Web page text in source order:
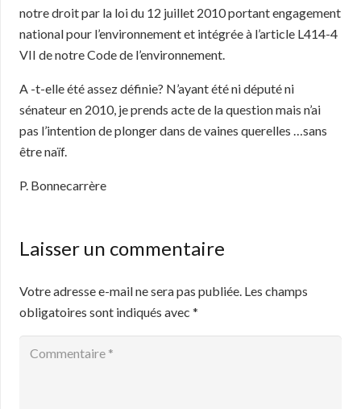
notre droit par la loi du 12 juillet 2010 portant engagement
national pour l’environnement et intégrée à l’article L414-4
VII de notre Code de l’environnement.
A -t-elle été assez définie? N’ayant été ni député ni
sénateur en 2010, je prends acte de la question mais n’ai
pas l’intention de plonger dans de vaines querelles …sans
être naïf.
P. Bonnecarrère
Laisser un commentaire
Votre adresse e-mail ne sera pas publiée. Les champs
obligatoires sont indiqués avec *